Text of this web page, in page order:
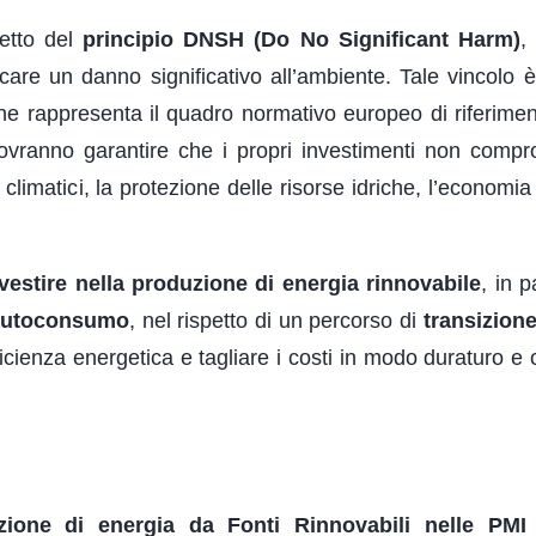
del principio DNSH (Do No Significant Harm),
un danno significativo all’ambiente. Tale vincolo
rappresenta il quadro normativo europeo di
garantire che i propri investimenti non
la protezione delle risorse idriche,
nella produzione di energia rinnovabile, in
, nel rispetto di un percorso di
energetica e tagliare i costi in modo duraturo e
di energia da Fonti Rinnovabili nelle PMI